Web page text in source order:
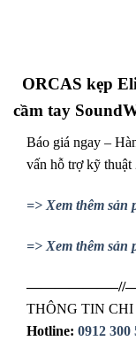
ORCAS kẹp
cầm tay
Báo giá ngay –
vấn hỗ trợ kỹ thuật
=> Xem thêm sản
=> Xem thêm sản
——————–//
THÔNG TIN
Hotline: 0912 300